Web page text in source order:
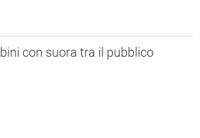
con suora tra il pubblico